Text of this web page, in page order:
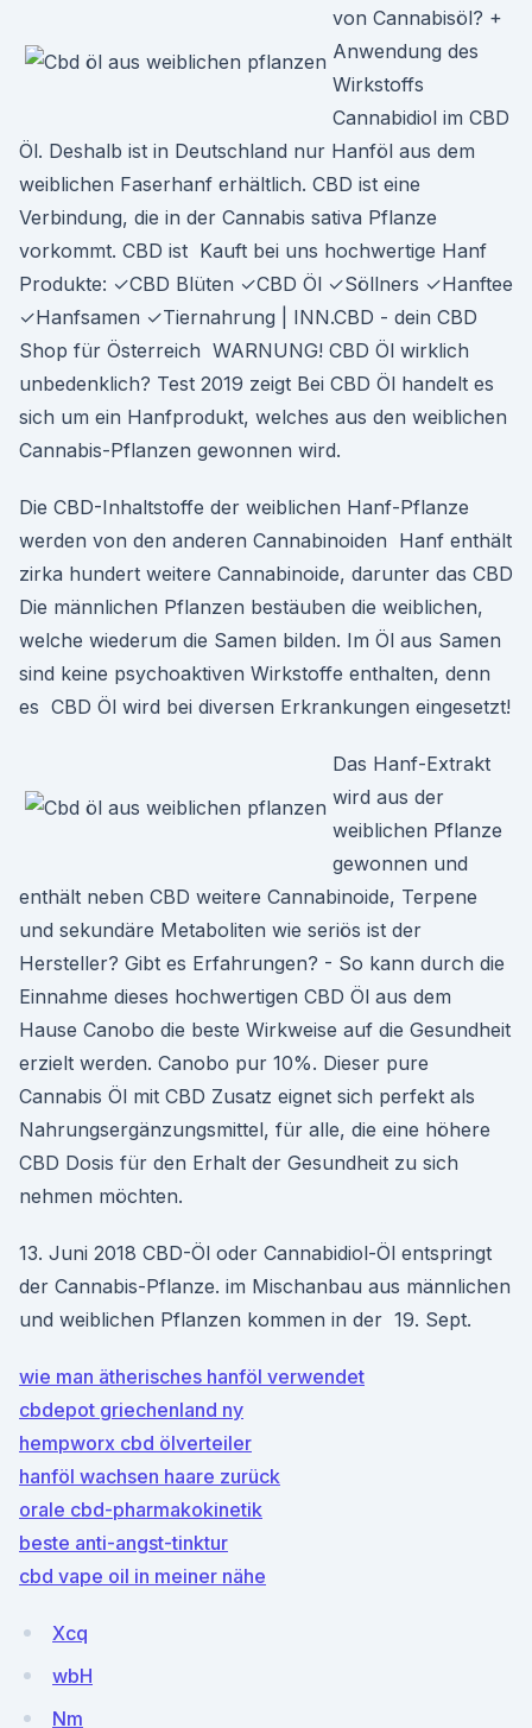
von Cannabisöl? +
Anwendung des
Wirkstoffs
Cannabidiol im CBD
Öl. Deshalb ist in Deutschland nur Hanföl aus dem
weiblichen Faserhanf erhältlich. CBD ist eine
Verbindung, die in der Cannabis sativa Pflanze
vorkommt. CBD ist Kauft bei uns hochwertige Hanf
Produkte: ✓CBD Blüten ✓CBD Öl ✓Söllners ✓Hanftee
✓Hanfsamen ✓Tiernahrung | INN.CBD - dein CBD
Shop für Österreich WARNUNG! CBD Öl wirklich
unbedenklich? Test 2019 zeigt Bei CBD Öl handelt es
sich um ein Hanfprodukt, welches aus den weiblichen
Cannabis-Pflanzen gewonnen wird.
Die CBD-Inhaltstoffe der weiblichen Hanf-Pflanze
werden von den anderen Cannabinoiden Hanf enthält
zirka hundert weitere Cannabinoide, darunter das CBD
Die männlichen Pflanzen bestäuben die weiblichen,
welche wiederum die Samen bilden. Im Öl aus Samen
sind keine psychoaktiven Wirkstoffe enthalten, denn
es CBD Öl wird bei diversen Erkrankungen eingesetzt!
Das Hanf-Extrakt
wird aus der
weiblichen Pflanze
gewonnen und
enthält neben CBD weitere Cannabinoide, Terpene
und sekundäre Metaboliten wie seriös ist der
Hersteller? Gibt es Erfahrungen? - So kann durch die
Einnahme dieses hochwertigen CBD Öl aus dem
Hause Canobo die beste Wirkweise auf die Gesundheit
erzielt werden. Canobo pur 10%. Dieser pure
Cannabis Öl mit CBD Zusatz eignet sich perfekt als
Nahrungsergänzungsmittel, für alle, die eine höhere
CBD Dosis für den Erhalt der Gesundheit zu sich
nehmen möchten.
13. Juni 2018 CBD-Öl oder Cannabidiol-Öl entspringt
der Cannabis-Pflanze. im Mischanbau aus männlichen
und weiblichen Pflanzen kommen in der 19. Sept.
wie man ätherisches hanföl verwendet
cbdepot griechenland ny
hempworx cbd ölverteiler
hanföl wachsen haare zurück
orale cbd-pharmakokinetik
beste anti-angst-tinktur
cbd vape oil in meiner nähe
Xcq
wbH
Nm